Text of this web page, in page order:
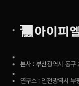
본사 : 부산광역시 동
연구소 : 인천광역시